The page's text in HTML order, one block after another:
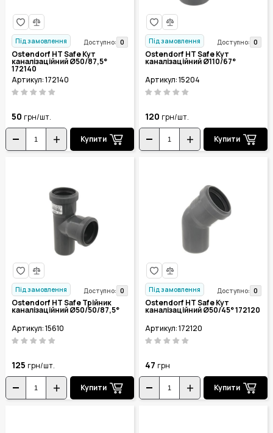
Під замовлення Доступно: 0
Ostendorf HT Safe Кут
каналізаційний Ø50/87,5°
172140
Артикул: 172140
50 грн/шт.
Купити
Під замовлення Доступно: 0
Ostendorf HT Safe Кут
каналізаційний Ø110/67°
Артикул: 15204
120 грн/шт.
Купити
Під замовлення Доступно: 0
Ostendorf HT Safe Трійник
каналізаційний Ø50/50/87,5°
Артикул: 15610
125 грн/шт.
Купити
Під замовлення Доступно: 0
Ostendorf HT Safe Кут
каналізаційний Ø50/45° 172120
Артикул: 172120
47 грн
Купити